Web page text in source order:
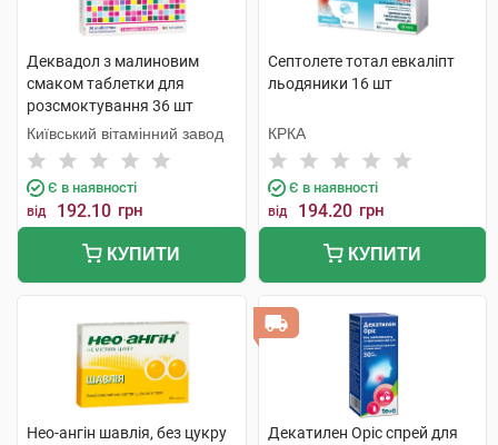
Деквадол з малиновим
смаком таблетки для
розсмоктування 36 шт
Київський вітамінний завод
Є в наявності
від 192.10 грн
КУПИТИ
Септолете тотал евкаліпт
льодяники 16 шт
КРКА
Є в наявності
від 194.20 грн
КУПИТИ
Нео-ангін шавлія, без цукру
Декатилен Оріс спрей для